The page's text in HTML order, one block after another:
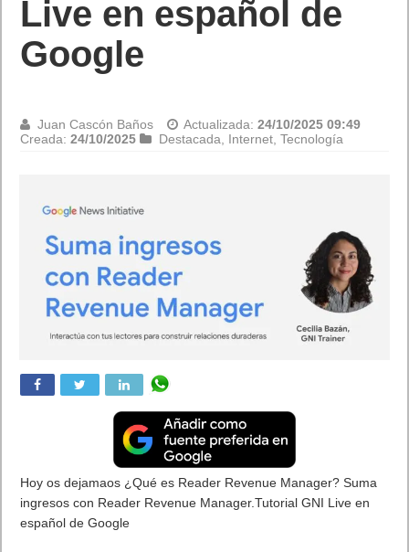
Live en español de
Google
Juan Cascón Baños Actualizada:24/10/2025 09:49
Creada:24/10/2025 Destacada Internet ,Tecnología
Hoy os dejamaos ¿Qué es Reader Revenue Manager? Suma
ingresos con Reader Revenue Manager.Tutorial GNI Live en
español de Google